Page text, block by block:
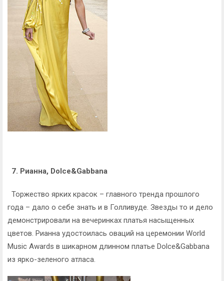
7. Рианна, Dolce&Gabbana
Торжество ярких красок – главного тренда прошлого
года – дало о себе знать и в Голливуде. Звезды то и дело
демонстрировали на вечеринках платья насыщенных
цветов. Рианна удостоилась оваций на церемонии World
Music Awards в шикарном длинном платье Dolce&Gabbana
из ярко-зеленого атласа.